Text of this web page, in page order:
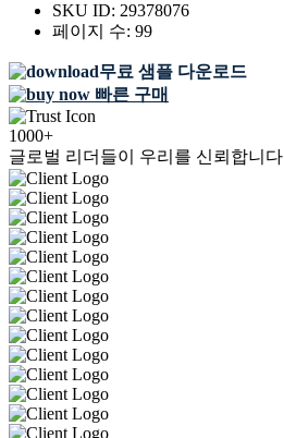
SKU ID: 29378076
페이지 수: 99
무료 샘플 다운로드
빠른 구매
1000+
글로벌 리더들이 우리를 신뢰합니다